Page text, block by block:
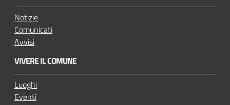
Notizie
Comunicati
Avvisi
VIVERE IL COMUNE
Luoghi
Eventi